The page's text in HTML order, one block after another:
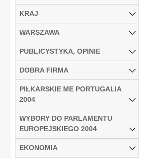
KRAJ
WARSZAWA
PUBLICYSTYKA, OPINIE
DOBRA FIRMA
PIŁKARSKIE ME PORTUGALIA
2004
WYBORY DO PARLAMENTU
EUROPEJSKIEGO 2004
EKONOMIA